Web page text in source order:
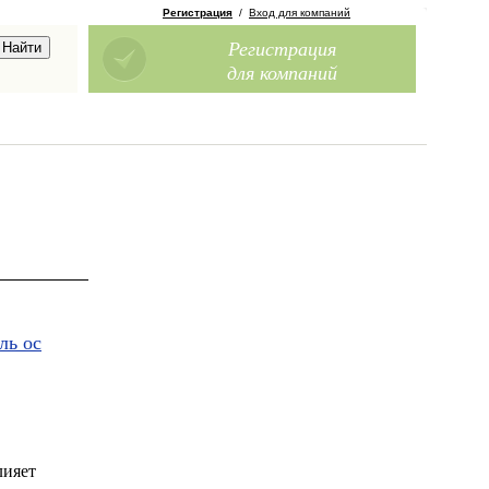
Регистрация / Вход для компаний
Регистрация
для компаний
ос